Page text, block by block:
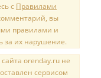
с Правилами
вы
правилами и
за их нарушение.
orenday.ru не
сервисом